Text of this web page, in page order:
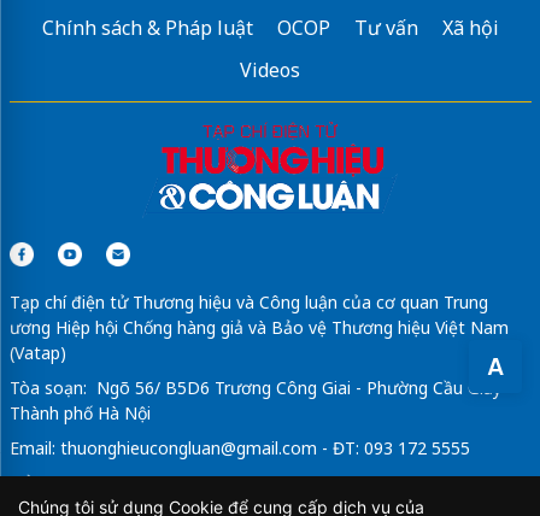
A
Chính sách & Pháp luật
OCOP Tư vấn
Xã hội
Videos
Tạp chí điện tử Thương hiệu và Công luận của cơ quan Trung
ương Hiệp hội Chống hàng giả và Bảo vệ Thương hiệu Việt Nam
(Vatap)
Tòa soạn: Ngõ 56/ B5D6 Trương Công Giai - Phường Cầu Giấy -
Thành phố Hà Nội
Email: thuonghieucongluan@gmail.com - ĐT: 093 172 5555
Tổng Biên Tập: Vũ Đức Thuận
Chúng tôi sử dụng Cookie để cung cấp dịch vụ của